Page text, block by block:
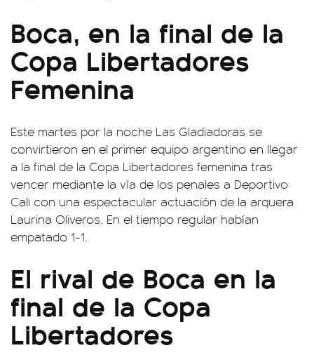
Boca, en la final de la
Copa Libertadores
Femenina
Este martes por la noche Las Gladiadoras se
convirtieron en el primer equipo argentino en llegar
a la final de la Copa Libertadores femenina tras
vencer mediante la vía de los penales a Deportivo
Cali con una espectacular actuación de la arquera
Laurina Oliveros. En el tiempo regular habían
empatado 1-1.
El rival de Boca en la
final de la Copa
Libertadores